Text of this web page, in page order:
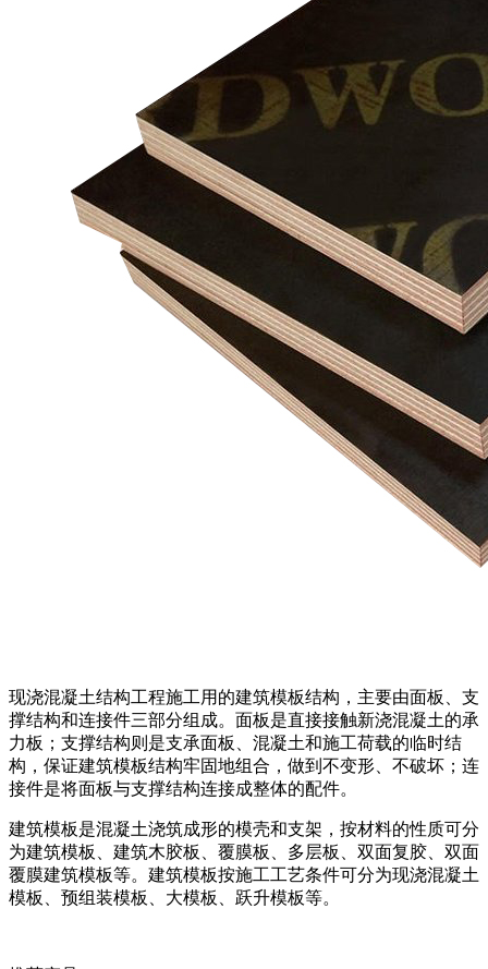
现浇混凝土结构工程施工用的建筑模板结构，主要由面板、支
撑结构和连接件三部分组成。面板是直接接触新浇混凝土的承
力板；支撑结构则是支承面板、混凝土和施工荷载的临时结
构，保证建筑模板结构牢固地组合，做到不变形、不破坏；连
接件是将面板与支撑结构连接成整体的配件。
建筑模板是混凝土浇筑成形的模壳和支架，按材料的性质可分
为建筑模板、建筑木胶板、覆膜板、多层板、双面复胶、双面
覆膜建筑模板等。建筑模板按施工工艺条件可分为现浇混凝土
模板、预组装模板、大模板、跃升模板等。